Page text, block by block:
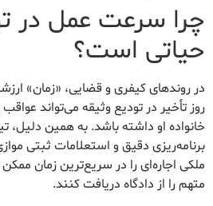
چرا سرعت عمل در
حیاتی است؟
در روندهای کیفری و قضایی، «زمان»
روز تأخیر در تودیع وثیقه می‌تواند
خانواده او داشته باشد. به همین دلیل،
برنامه‌ریزی دقیق و استعلامات ثبتی
ملکی اجاره‌ای را در سریع‌ترین زمان ممکن
متهم را از دادگاه دریافت کنند.